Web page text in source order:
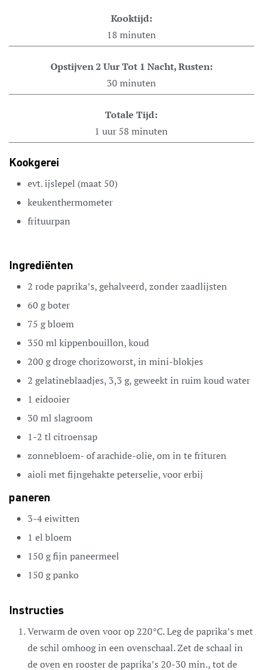
Kooktijd:
18 minuten
Opstijven 2 Uur Tot 1 Nacht, Rusten:
30 minuten
Totale Tijd:
1 uur 58 minuten
Kookgerei
evt. ijslepel (maat 50)
keukenthermometer
frituurpan
Ingrediënten
2 rode paprika’s,gehalveerd, zonder zaadlijsten
60 gboter
75 gbloem
350 ml kippenbouillon,koud
200 gdroge chorizoworst,in mini-blokjes
2 gelatineblaadjes, 3,3 g, geweekt in ruim koud water
1 eidooier
30 ml slagroom
1-2 tl citroensap
zonnebloem- of arachide-olie,om in te frituren
aioli met fijngehakte peterselie,voor erbij
paneren
3-4eiwitten
1 el bloem
150 gfijn paneermeel
150 gpanko
Instructies
Verwarm de oven voor op 220°C. Leg de paprika’s met
de schil omhoog in een ovenschaal. Zet de schaal in
de oven en rooster de paprika’s 20-30 min., tot de